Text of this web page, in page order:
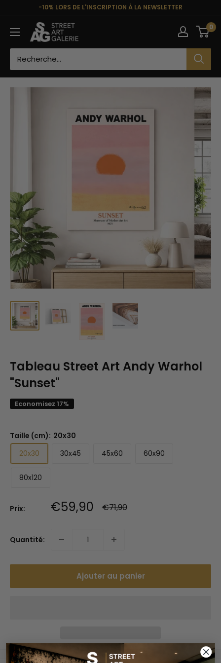
contenu
-10% LORS DE L'INSCRIPTION À LA NEWSLETTER
Street
Art
0
Tableau Street Art Andy Warhol
"Sunset"
Economisez 17%
Taille (cm): 20x30
20x30
30x45 45x60 60x90
80x120
Prix: Prix
réduit
€59,90 Prix
normal
€71,90
Quantité:
Ajouter au panier